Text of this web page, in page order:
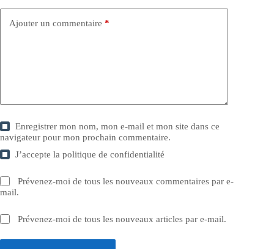
Ajouter un commentaire *
Enregistrer mon nom, mon e-mail et mon site dans ce
navigateur pour mon prochain commentaire.
J’accepte lapolitique de confidentialité
Prévenez-moi de tous les nouveaux commentaires par e-
mail.
Prévenez-moi de tous les nouveaux articles par e-mail.